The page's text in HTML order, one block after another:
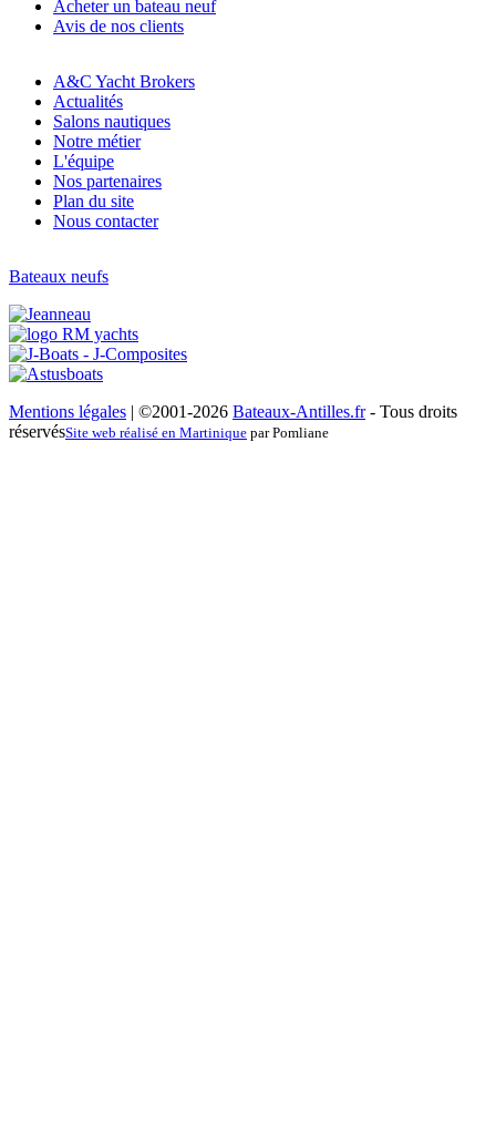
Acheter un bateau neuf
Avis de nos clients
A&C Yacht Brokers
Actualités
Salons nautiques
Notre métier
L'équipe
Nos partenaires
Plan du site
Nous contacter
Bateaux neufs
Mentions légales | ©2001-2026 Bateaux-Antilles.fr- Tous droits
réservésSite web réalisé en Martinique par Pomliane